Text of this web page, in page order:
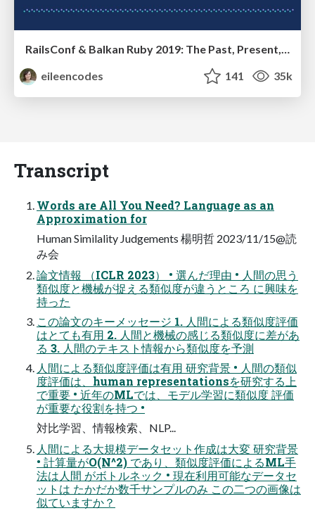
RailsConf & Balkan Ruby 2019: The Past, Present, and Future of Rails at GitHub
eileencodes
141 35k
Transcript
Words are All You Need? Language as an
Approximation for
Human Similality Judgements 楊明哲 2023/11/15@読
み会
論文情報 （ICLR 2023） • 選んだ理由 • 人間の思う
類似度と機械が捉える類似度が違うところ に興味を
持った
この論文のキーメッセージ 1. 人間による類似度評価
はとても有用 2. 人間と機械の感じる類似度に差があ
る 3. 人間のテキスト情報から類似度を予測
人間による類似度評価は有用 研究背景 • 人間の類似
度評価は、human representationsを研究する上
で重要 • 近年のMLでは、モデル学習に類似度 評価
が重要な役割を持つ •
対比学習、情報検索、NLP...
人間による大規模データセット作成は大変 研究背景
• 計算量がO(N^2) であり、類似度評価によるML手
法は人間 がボトルネック • 現在利用可能なデータセ
ットは たかだか数千サンプルのみ この二つの画像は
似ていますか？